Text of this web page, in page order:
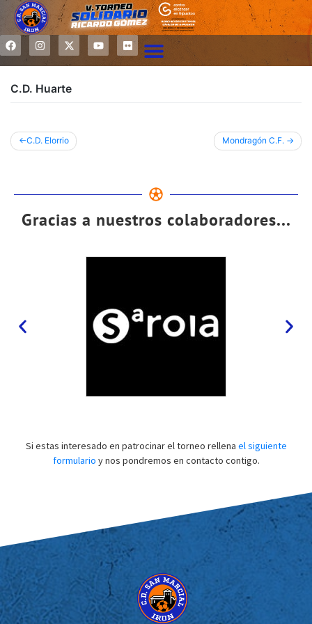
C.D. Huarte
C.D. Elorrio Mondragón C.F.
Gracias a nuestros colaboradores...
Si estas interesado en patrocinar el torneo rellena el siguiente
formulario y nos pondremos en contacto contigo.